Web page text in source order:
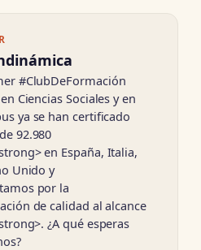
#ClubDeFormación
Ciencias Sociales y en
ya se han certificado
92.980
en España, Italia,
Unido y
por la
de calidad al alcance
¿A qué esperas